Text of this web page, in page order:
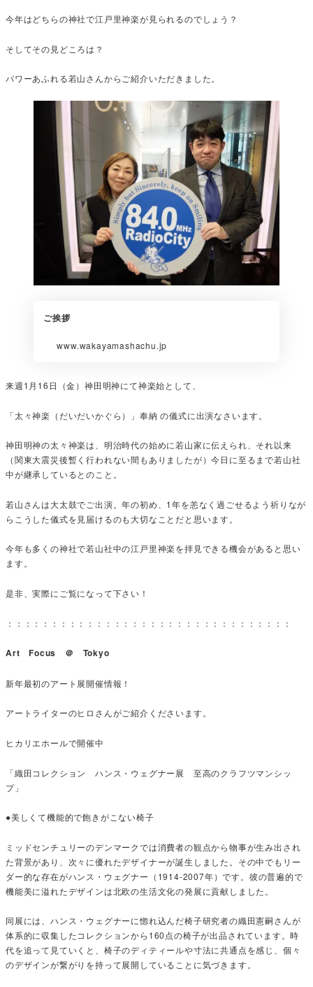
今年はどちらの神社で江戸里神楽が見られるのでしょう？
そしてその見どころは？
パワーあふれる若山さんからご紹介いただきました。
ご挨拶
www.wakayamashachu.jp
来週1月16日（金）神田明神にて神楽始として、
「太々神楽（だいだいかぐら）」奉納 の儀式に出演なさいます。
神田明神の太々神楽は、明治時代の始めに若山家に伝えられ、それ以来
（関東大震災後暫く行われない間もありましたが）今日に至るまで若山社
中が継承しているとのこと。
若山さんは大太鼓でご出演。年の初め、1年を恙なく過ごせるよう祈りなが
らこうした儀式を見届けるのも大切なことだと思います。
今年も多くの神社で若山社中の江戸里神楽を拝見できる機会があると思い
ます。
是非、実際にご覧になって下さい！
：：：：：：：：：：：：：：：：：：：：：：：：：：：：：：：：
Art Focus ＠ Tokyo
新年最初のアート展開催情報！
アートライターのヒロさんがご紹介くださいます。
ヒカリエホールで開催中
「織田コレクション ハンス・ウェグナー展 至高のクラフツマンシッ
プ」
●美しくて機能的で飽きがこない椅子
ミッドセンチュリーのデンマークでは消費者の観点から物事が生み出され
た背景があり、次々に優れたデザイナーが誕生しました。その中でもリー
ダー的な存在がハンス・ウェグナー（1914-2007年）です。彼の普遍的で
機能美に溢れたデザインは北欧の生活文化の発展に貢献しました。
同展には、ハンス・ウェグナーに惚れ込んだ椅子研究者の織田憲嗣さんが
体系的に収集したコレクションから160点の椅子が出品されています。時
代を追って見ていくと、椅子のディティールや寸法に共通点を感じ、個々
のデザインが繋がりを持って展開していることに気づきます。